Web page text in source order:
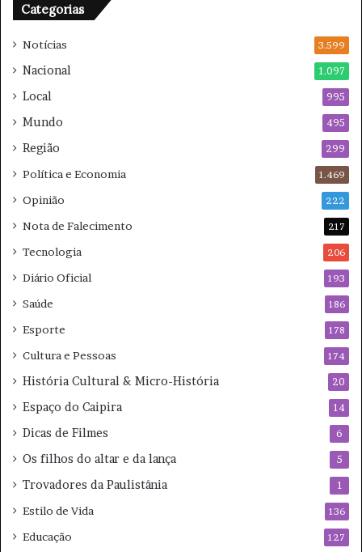
b
t
e
v
o
l
n
c
a
Categorias
Notícias 3.599
Nacional 1.097
Local 995
Mundo 495
Região 299
Política e Economia 1.469
Opinião 222
Nota de Falecimento 217
Tecnologia 206
Diário Oficial 193
Saúde 186
Esporte 178
Cultura e Pessoas 174
História Cultural & Micro-História 20
Espaço do Caipira 14
Dicas de Filmes 6
Os filhos do altar e da lança 5
Trovadores da Paulistânia 1
Estilo de Vida 136
Educação 127